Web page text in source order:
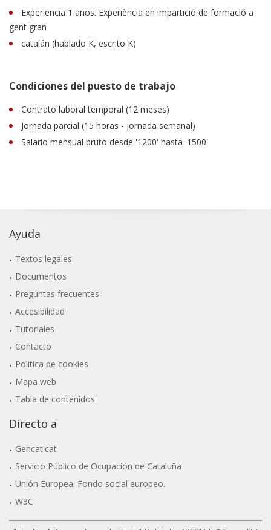
Experiencia 1 años. Experiència en impartició de formació a
gent gran
catalán (hablado K, escrito K)
Condiciones del puesto de trabajo
Contrato laboral temporal (12 meses)
Jornada parcial (15 horas - jornada semanal)
Salario mensual bruto desde '1200' hasta '1500'
Ayuda
Textos legales
Documentos
Preguntas frecuentes
Accesibilidad
Tutoriales
Contacto
Politica de cookies
Mapa web
Tabla de contenidos
Directo a
Gencat.cat
Servicio Público de Ocupación de Cataluña
Unión Europea. Fondo social europeo.
W3C